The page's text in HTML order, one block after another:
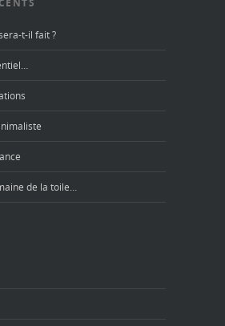
t-il fait ?
de la toile…